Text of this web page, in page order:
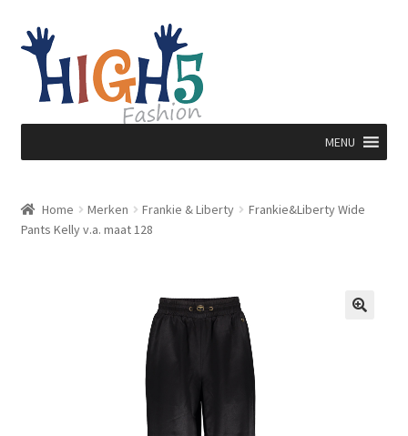
Ga
door
naar
navigatie
Ga
direct
naar
inhoud
MENU
Home Merken Frankie & Liberty
Frankie&Liberty Wide
Pants Kelly v.a. maat 128